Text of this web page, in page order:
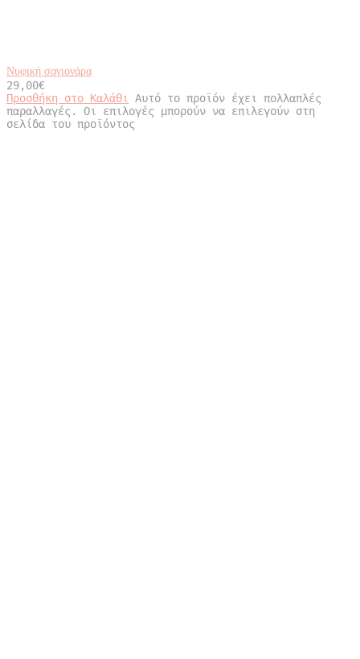
Νυφική σαγιονάρα
29,00€
Προσθήκη στο Καλάθι
Αυτό το προϊόν έχει πολλαπλές
παραλλαγές. Οι επιλογές μπορούν να επιλεγούν στη
σελίδα του προϊόντος